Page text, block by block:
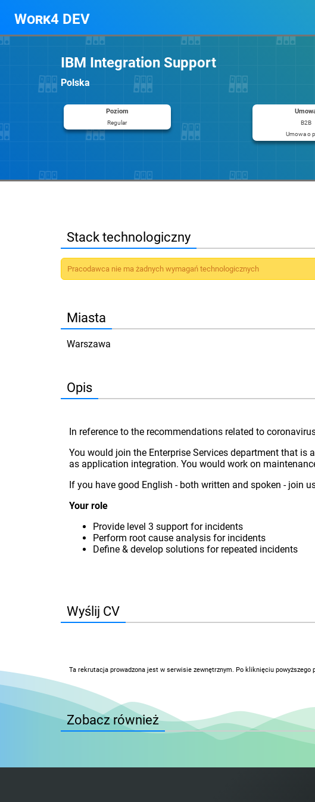
Work4 DEV
IBM Integration Support
Polska
Poziom
Regular
B2B
Umowa o
Stack technologiczny
Pracodawca nie ma żadnych wymagań technologicznych
Miasta
Warszawa
Opis
In reference to the recommendations related to
You would join the Enterprise Services department that
as application integration. You would work on
If you have good English - both written and spoken - join
Your role
Provide level 3 support for incidents
Perform root cause analysis for incidents
Define & develop solutions for repeated incidents
Wyślij CV
Ta rekrutacja prowadzona jest w serwisie zewnętrznym. Po kliknięciu
Zobacz również